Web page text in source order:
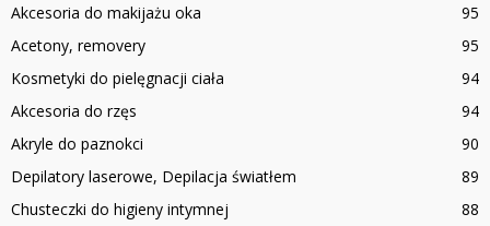
Akcesoria do makijażu oka
95
Acetony, removery
95
Kosmetyki do pielęgnacji ciała
94
Akcesoria do rzęs
94
Akryle do paznokci
90
Depilatory laserowe, Depilacja światłem
89
Chusteczki do higieny intymnej
88